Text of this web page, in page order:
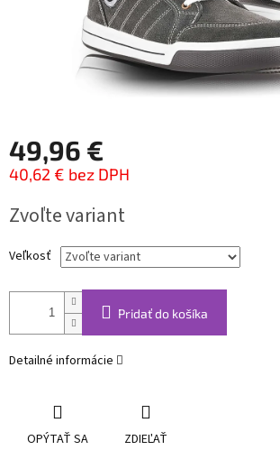
49,96 €
40,62 € bez DPH
cena:
Zvoľte variant
Veľkosť
Pridať do košíka
Detailné informácie
OPÝTAŤ SA ZDIEĽAŤ